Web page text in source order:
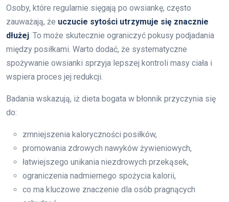
Osoby, które regularnie sięgają po owsiankę, często
zauważają, że uczucie sytości utrzymuje się znacznie
dłużej . To może skutecznie ograniczyć pokusy podjadania
między posiłkami. Warto dodać, że systematyczne
spożywanie owsianki sprzyja lepszej kontroli masy ciała i
wspiera proces jej redukcji.
Badania wskazują, iż dieta bogata w błonnik przyczynia się
do:
zmniejszenia kaloryczności posiłków,
promowania zdrowych nawyków żywieniowych,
łatwiejszego unikania niezdrowych przekąsek,
ograniczenia nadmiernego spożycia kalorii,
co ma kluczowe znaczenie dla osób pragnących